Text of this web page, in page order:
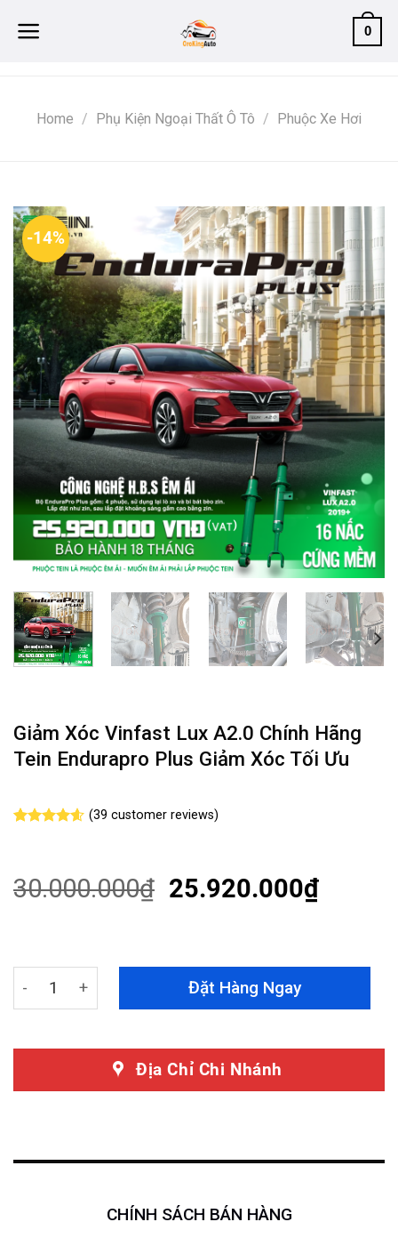
0
Home / Phụ Kiện Ngoại Thất Ô Tô / Phuộc Xe Hơi
-14%
Giảm Xóc Vinfast Lux A2.0 Chính Hãng
Tein Endurapro Plus Giảm Xóc Tối Ưu
customer
ratings
(39 customer reviews)
30.000.000₫ 25.920.000₫
Giảm Xóc Vinfast Lux A2.0 Chính Hãng Tein
Đặt Hàng Ngay
Địa Chỉ Chi Nhánh
CHÍNH SÁCH BÁN HÀNG